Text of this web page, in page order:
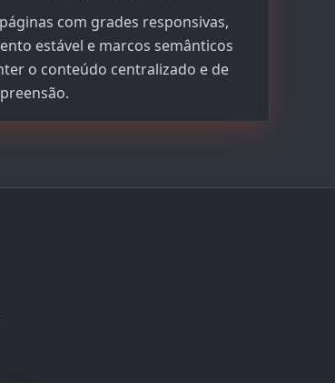
com grades responsivas,
estável e marcos semânticos
o conteúdo centralizado e de